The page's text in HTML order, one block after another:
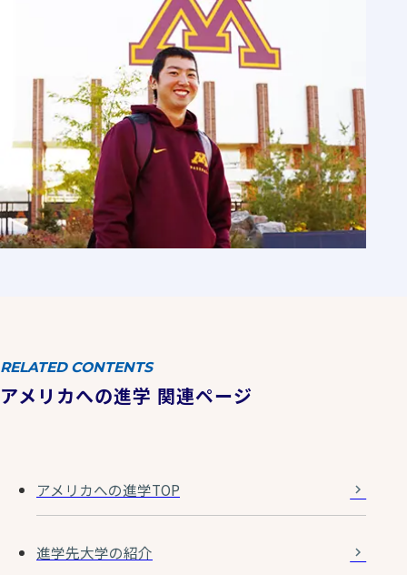
RELATED CONTENTS
アメリカへの進学 関連ページ
アメリカへの進学TOP
進学先大学の紹介